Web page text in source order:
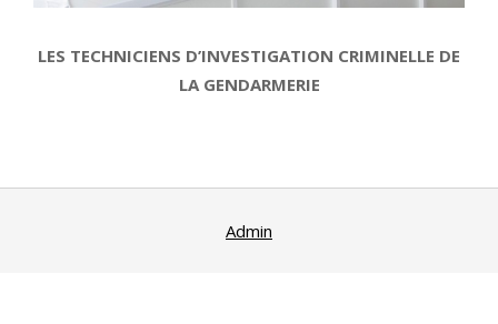
LES TECHNICIENS D’INVESTIGATION CRIMINELLE DE
LA GENDARMERIE
10-
Admin